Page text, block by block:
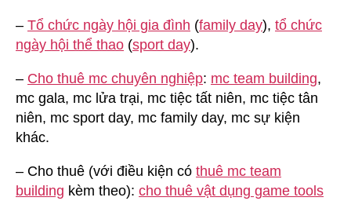
– Tổ chức ngày hội gia đình (family day), tổ chức
ngày hội thể thao (sport day).
– Cho thuê mc chuyên nghiệp: mc team building,
mc gala, mc lửa trại, mc tiệc tất niên, mc tiệc tân
niên, mc sport day, mc family day, mc sự kiện
khác.
– Cho thuê (với điều kiện có thuê mc team
building kèm theo): cho thuê vật dụng game tools